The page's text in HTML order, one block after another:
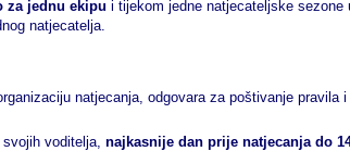
za jednu ekipu i tijekom jedne natjecateljske sezone
natjecatelja.
natjecanja, odgovara za poštivanje pravila
voditelja, najkasnije dan prije natjecanja do